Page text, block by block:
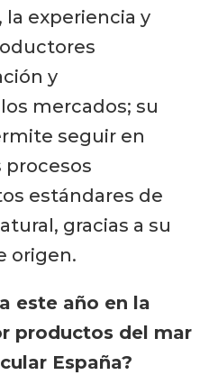
de
mayoría de los
las
que cuenta cada
de los
prontamente
de las
A nivel
hemos
feedbackde los
experiencia y
y
mercados; su
seguir en
estándares de
gracias a su
origen.
este año en la
productos del mar
España?